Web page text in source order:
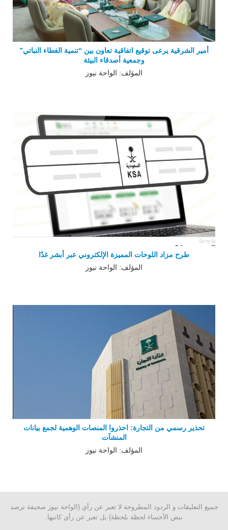
أمير الشرقية يرعى توقيع اتفاقية تعاون بين “تنمية الغطاء النباتي”
وجمعية أصدقاء البيئة
المؤلف: الواحة نيوز
طرح مزاد اللوحات المميزة الإلكتروني عبر أبشر غدًا
المؤلف: الواحة نيوز
تحذير رسمي من التجارة: احذروا المنصات الوهمية لجمع بيانات
المنشآت
المؤلف: الواحة نيوز
جميع التعليقات و الردود المطروحة لا تعبر عن رأي (الواحة نيوز صحيفة ترصد
نبض الأحساء لحظة بلحظة) بل تعبر عن رأي كاتبها.